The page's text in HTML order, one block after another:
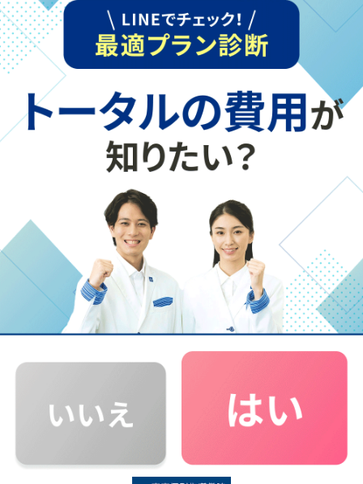
不登校は学校での人間関係が原因？その対処法
不登校のきっかけのひとつに、学校での友人関係が挙げられ
ます。人間関係は大人でも難しいことがありますが、中学…
中学校での人間関係のトラブル！ その時、保護者
人間関係を築く力がまだまだ未熟な中学生。思春期特有のグ
ループ意識から、仲間はずれにされたり悪口を言われたり…